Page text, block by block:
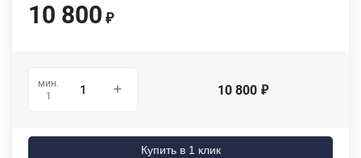
10 800 ₽
мин.
1
10 800 ₽
Купить в 1 клик